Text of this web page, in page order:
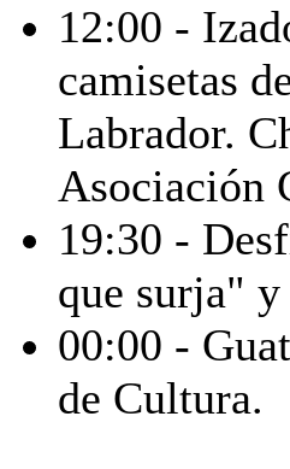
12:00 -
camisetas
Labrador.
Asociación
19:30 -
que surja"
00:00 -
de Cultura.